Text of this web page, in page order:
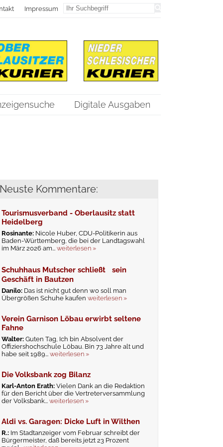
Impressum
Digitale Ausgaben
Neuste Kommentare:
Tourismusverband - Oberlausitz statt
Heidelberg
Rosinante: Nicole Huber, CDU-Politikerin aus
Baden-Württemberg, die bei der Landtagswahl
im März 2026 am...weiterlesen »
Schuhhaus Mutscher schließt sein
Geschäft in Bautzen
Danilo: Das ist nicht gut denn wo soll man
Übergrößen Schuhe kaufenweiterlesen »
Verein Garnison Löbau erwirbt seltene
Fahne
Walter:Guten Tag, Ich bin Absolvent der
Offiziershochschule Löbau. Bin 73 Jahre alt und
habe seit 1989...weiterlesen »
Die Volksbank zog Bilanz
Karl-Anton Erath:Vielen Dank an die Redaktion
für den Bericht über die Vertreterversammlung
der Volksbank...weiterlesen »
Aldi vs. Garagen: Dicke Luft in Wilthen
R.: Im Stadtanzeiger vom Februar schreibt der
Bürgermeister, daß bereits jetzt 23 Prozent